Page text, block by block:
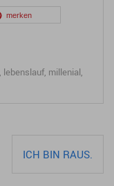
merken
lebenslauf, millenial
ICH BIN RAUS.